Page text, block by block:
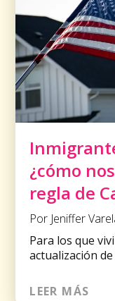
¿cómo
regla de
Por Jeniffer
Para los que
actualización
LEER MÁS